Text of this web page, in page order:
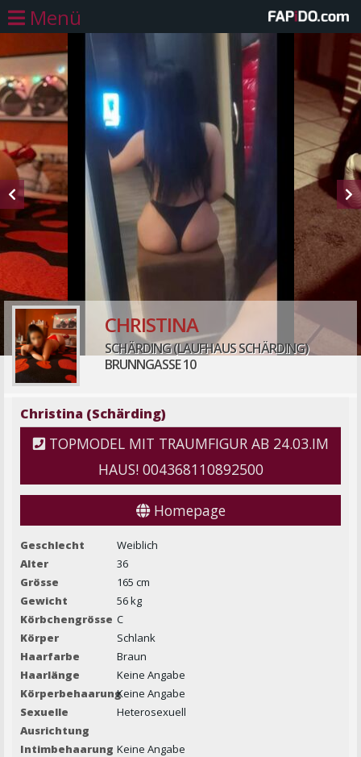
Menü
CHRISTINA
SCHÄRDING (LAUFHAUS SCHÄRDING)
BRUNNGASSE 10
Christina (Schärding)
TOPMODEL MIT TRAUMFIGUR AB 24.03.IM
HAUS! 004368110892500
Homepage
Geschlecht
Weiblich
Alter
36
Grösse
165 cm
Gewicht
56 kg
Körbchengrösse C
Körper
Schlank
Haarfarbe
Braun
Haarlänge
Keine Angabe
KörperbehaarungKeine Angabe
Sexuelle
Ausrichtung
Heterosexuell
Intimbehaarung Keine Angabe